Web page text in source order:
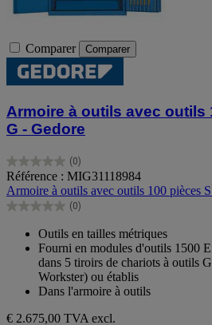
Comparer Comparer
Armoire à outils avec outils
G - Gedore
(0)
0.0
sur
5
étoiles.
Référence : MIG31118984
Armoire à outils avec outils 100 pièces
(0)
0.0
étoiles.
Outils en tailles métriques
Fourni en modules d'outils 1500
dans 5 tiroirs de chariots à outils
Workster) ou établis
Dans l'armoire à outils
€ 2.675,00 TVA excl.